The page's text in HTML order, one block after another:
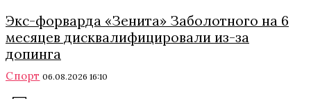
Экс-форварда «Зенита» Заболотного на 6
месяцев дисквалифицировали из-за
допинга
Спорт 06.08.2026 16:10